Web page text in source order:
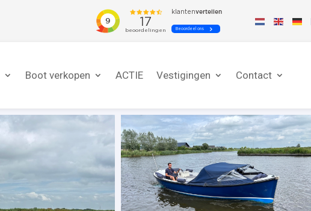
Boot verkopen ACTIE Vestigingen Contact